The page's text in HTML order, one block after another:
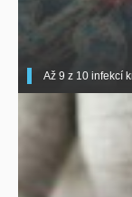
Až 9 z 10 infekcí